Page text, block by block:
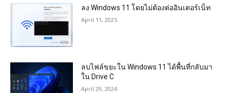
ลง Windows 11 โดยไม่ต้องต่ออินเตอร์เน็ท
April 11, 2025
ลบไฟล์ขยะใน Windows 11 ได้พื้นที่กลับมา
ใน Drive C
April 29, 2024